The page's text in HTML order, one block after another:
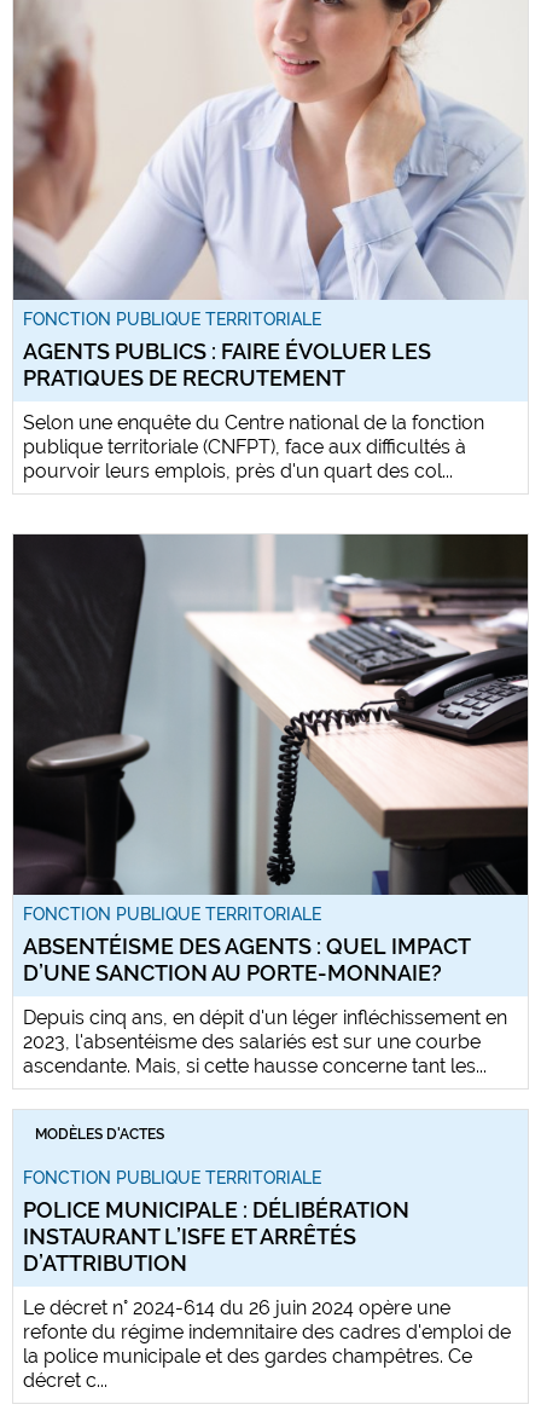
FONCTION PUBLIQUE TERRITORIALE
AGENTS PUBLICS : FAIRE ÉVOLUER LES
PRATIQUES DE RECRUTEMENT
Selon une enquête du Centre national de la fonction
publique territoriale (CNFPT), face aux difficultés à
pourvoir leurs emplois, près d'un quart des col...
FONCTION PUBLIQUE TERRITORIALE
ABSENTÉISME DES AGENTS : QUEL IMPACT
D’UNE SANCTION AU PORTE-MONNAIE?
Depuis cinq ans, en dépit d'un léger infléchissement en
2023, l'absentéisme des salariés est sur une courbe
ascendante. Mais, si cette hausse concerne tant les...
MODÈLES D'ACTES
FONCTION PUBLIQUE TERRITORIALE
POLICE MUNICIPALE : DÉLIBÉRATION
INSTAURANT L’ISFE ET ARRÊTÉS
D’ATTRIBUTION
Le décret n° 2024-614 du 26 juin 2024 opère une
refonte du régime indemnitaire des cadres d'emploi de
la police municipale et des gardes champêtres. Ce
décret c...